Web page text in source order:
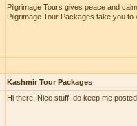
Pilgrimage Tours gives peace and
Pilgrimage Tour Packages take you
Kashmir Tour Packages
Hi there! Nice stuff, do keep me